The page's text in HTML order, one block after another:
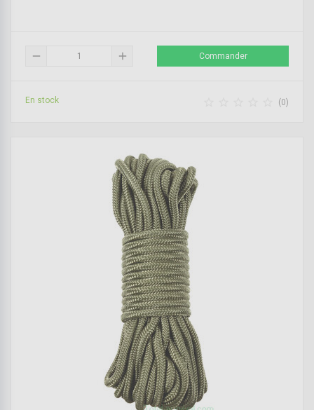
remove add Commander
En stock (0)